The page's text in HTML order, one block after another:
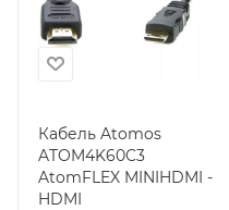
Кабель Atomos
ATOM4K60C3
AtomFLEX MINIHDMI -
HDMI